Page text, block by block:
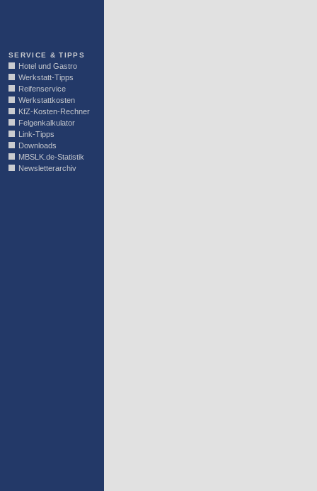
SERVICE & TIPPS
Hotel und Gastro
Werkstatt-Tipps
Reifenservice
Werkstattkosten
KfZ-Kosten-Rechner
Felgenkalkulator
Link-Tipps
Downloads
MBSLK.de-Statistik
Newsletterarchiv